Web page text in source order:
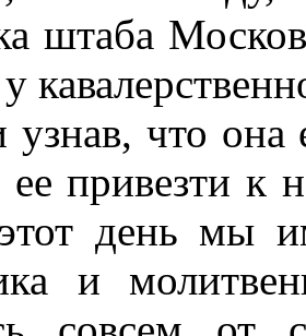
штаба
узнав, что
привезти к
день мы
и